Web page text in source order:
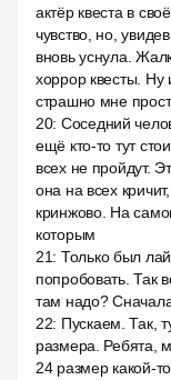
актёр квеста в
чувство, но,
вновь уснула.
хоррор квесты.
страшно мне
20: Соседний
ещё кто-то тут
всех не пройдут.
она на всех
кринжово. На
которым
21: Только был
попробовать. Так
там надо?
22: Пускаем. Так,
размера. Ребята,
24 размер какой-